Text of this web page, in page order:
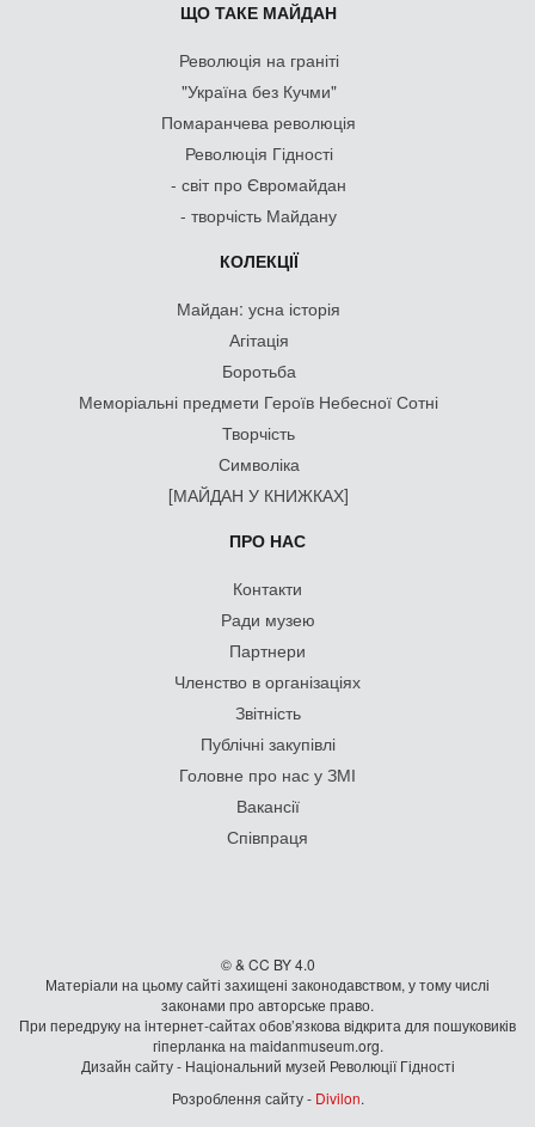
ЩО ТАКЕ МАЙДАН
Революція на граніті
"Україна без Кучми"
Помаранчева революція
Революція Гідності
- світ про Євромайдан
- творчість Майдану
КОЛЕКЦІЇ
Майдан: усна історія
Агітація
Боротьба
Меморіальні предмети Героїв Небесної Сотні
Творчість
Символіка
[МАЙДАН У КНИЖКАХ]
ПРО НАС
Контакти
Ради музею
Партнери
Членство в організаціях
Звітність
Публічні закупівлі
Головне про нас у ЗМІ
Вакансії
Співпраця
© & CC BY 4.0
Матеріали на цьому сайті захищені законодавством, у тому числі
законами про авторське право.
При передруку на iнтернет-сайтах обов’язкова відкрита для пошуковиків
гiперланка на maidanmuseum.org.
Дизайн сайту - Національний музей Революції Гідності
Розроблення сайту - Divilon.